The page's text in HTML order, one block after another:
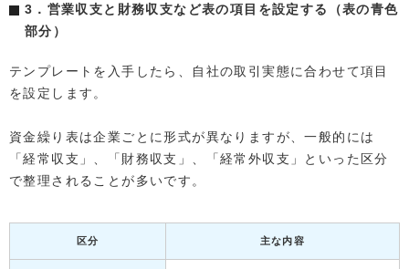
3．営業収支と財務収支など表の項目を設定する（表の青色
部分）
テンプレートを入手したら、自社の取引実態に合わせて項目
を設定します。
資金繰り表は企業ごとに形式が異なりますが、一般的には
「経常収支」、「財務収支」、「経常外収支」といった区分
で整理されることが多いです。
区分 主な内容